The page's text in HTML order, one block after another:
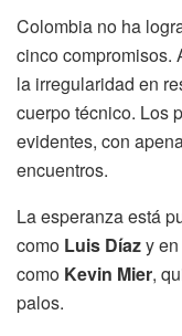
Colombia no ha
cinco compromisos.
la irregularidad en
cuerpo técnico. Los
evidentes, con
encuentros.
La esperanza está
como Luis Díazy
como Kevin Mier,
palos.